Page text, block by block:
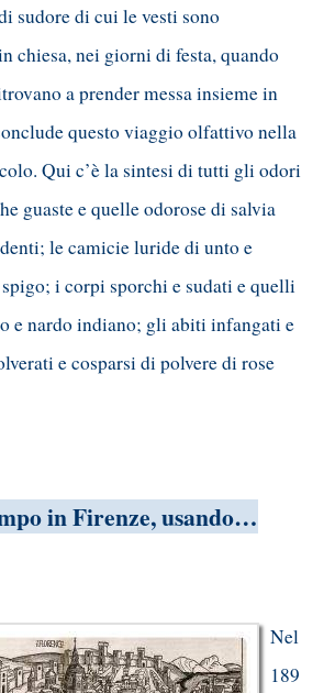
sudore di cui le vesti sono
chiesa, nei giorni di festa, quando
a prender messa insieme in
questo viaggio olfattivo nella
Qui c’è la sintesi di tutti gli odori
guaste e quelle odorose di salvia
le camicie luride di unto e
i corpi sporchi e sudati e quelli
e nardo indiano; gli abiti infangati e
e cosparsi di polvere di rose
in Firenze, usando…
Nel
189